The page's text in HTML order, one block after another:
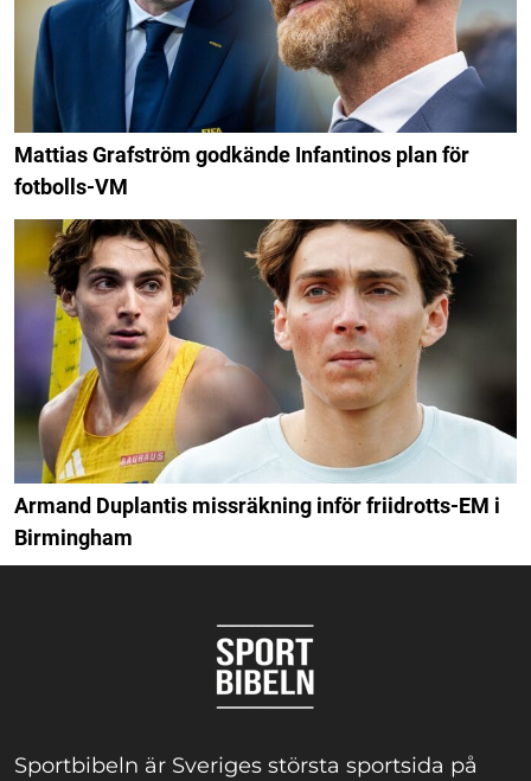
Mattias Grafström godkände Infantinos plan för
fotbolls-VM
Armand Duplantis missräkning inför friidrotts-EM i
Birmingham
Sportbibeln är Sveriges största sportsida på